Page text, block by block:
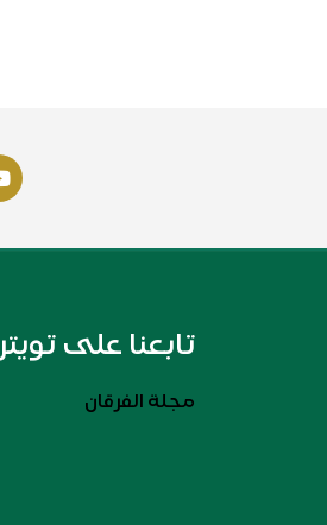
تابعنا على تويتر
مجلة الفرقان